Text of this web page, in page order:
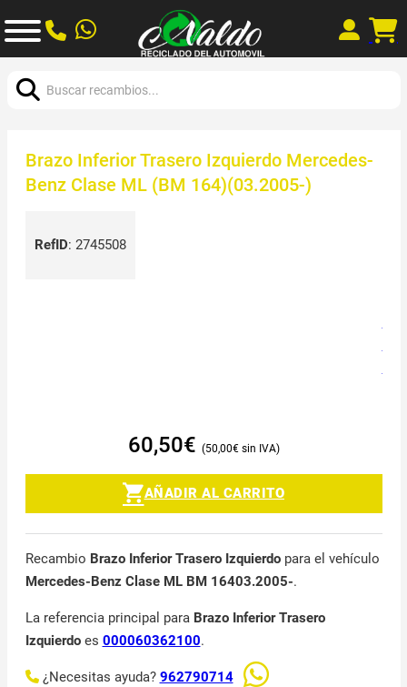
Brazo Inferior Trasero Izquierdo Mercedes-
Benz Clase ML (BM 164)(03.2005-)
RefID: 2745508
60,50€ 50,00€
AÑADIR AL CARRITO
Recambio Brazo Inferior Trasero Izquierdopara el vehículo
Mercedes-Benz Clase ML BM 16403.2005-.
La referencia principal para Brazo Inferior Trasero
Izquierdoes 000060362100.
¿Necesitas ayuda? 962790714